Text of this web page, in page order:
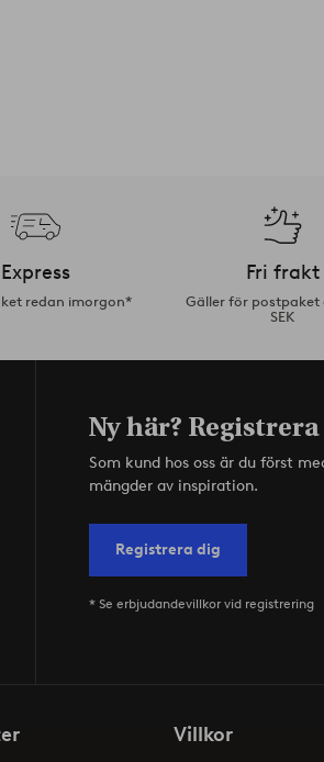
Express
redan imorgon*
Fri frakt
Gäller för postpaket
SEK
Ny här?
Som kund hos oss är du först
mängder av inspiration.
Registrera dig
* Se erbjudandevillkor vid registrering
Villkor